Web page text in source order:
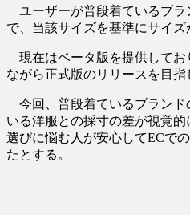
ユーザーが普段着ているブラ
で、当該サイズを基準にサイズ
現在はベータ版を提供してお
ながら正式版のリリースを目指
今回、普段着ているブランド
いる洋服との採寸の差が視覚
選びに悩む人が安心してECで
たとする。